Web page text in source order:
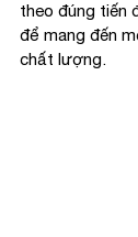
theo đúng tiến
để mang đến
chất lượng.